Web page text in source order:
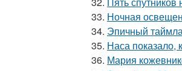
33. Ночная
34. Эпичный
35. Наса показало,
36. Мария